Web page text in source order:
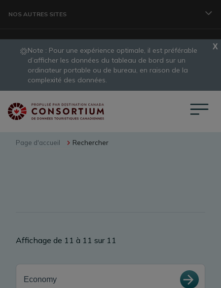
NOS AUTRES SITES
VOYAGEURS
ORGANISME
slide
1
Note : Pour une expérience optimale, il est préférable
d’afficher les données du tableau de bord sur un
ordinateur portable ou de bureau, en raison de la
complexité des données.
Page d'accueil Rechercher
Affichage de 11 à 11 sur 11